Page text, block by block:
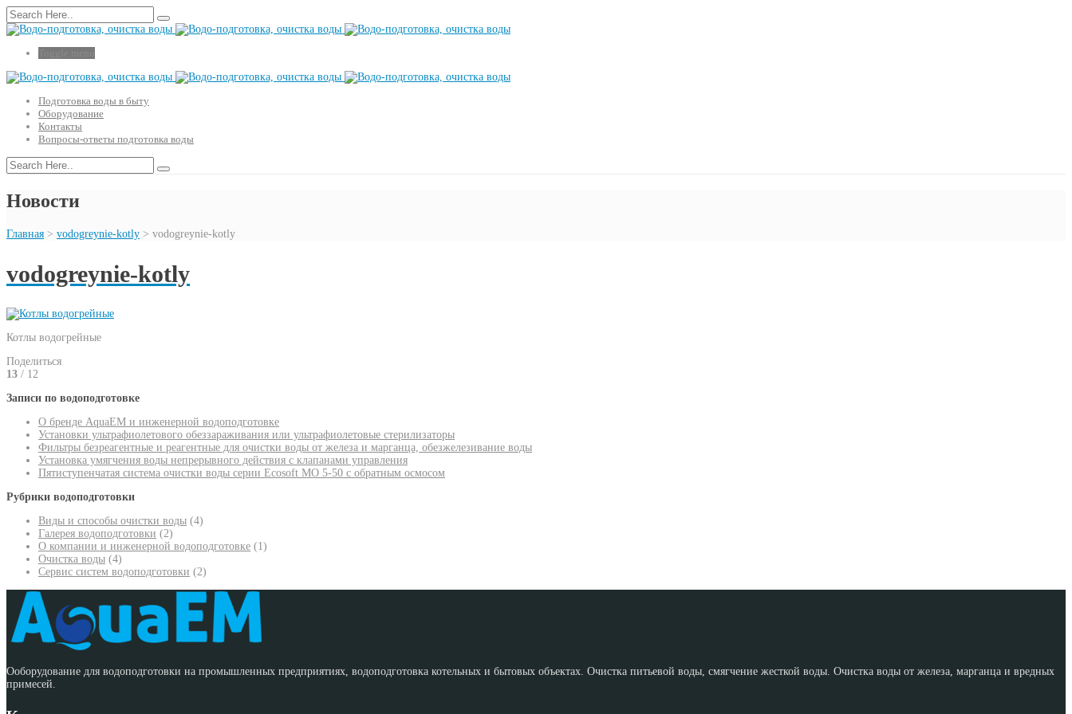
Подготовка воды в быту
Оборудование
Контакты
Вопросы-ответы подготовка воды
Новости
Главная > vodogreynie-kotly > vodogreynie-kotly
vodogreynie-kotly
Котлы водогрейные
Поделиться
13 / 12
Записи по водоподготовке
О бренде AquaEM и инженерной водоподготовке
Установки ультрафиолетового обеззараживания или ультрафиолетовые стерилизаторы
Фильтры безреагентные и реагентные для очистки воды от железа и марганца, обезжелезивание воды
Установка умягчения воды непрерывного действия с клапанами управления
Пятиступенчатая система очистки воды серии Ecosoft MO 5-50 с обратным осмосом
Рубрики водоподготовки
Виды и способы очистки воды (4)
Галерея водоподготовки (2)
О компании и инженерной водоподготовке (1)
Очистка воды (4)
Сервис систем водоподготовки (2)
Ооборудование для водоподготовки на промышленных предприятиях, водоподготовка котельных и бытовых объектах. Очистка питьевой воды, смягчение жесткой воды. Очистка воды от железа, марганца и вредных
примесей.